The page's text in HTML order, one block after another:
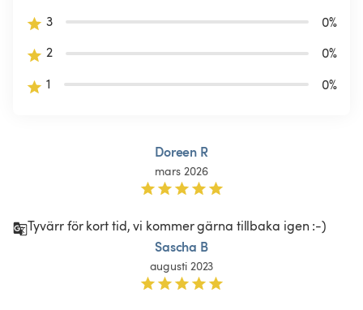
3
0%
2
0%
1
0%
Doreen R
mars 2026
Tyvärr för kort tid, vi kommer gärna tillbaka igen :-)
Sascha B
augusti 2023